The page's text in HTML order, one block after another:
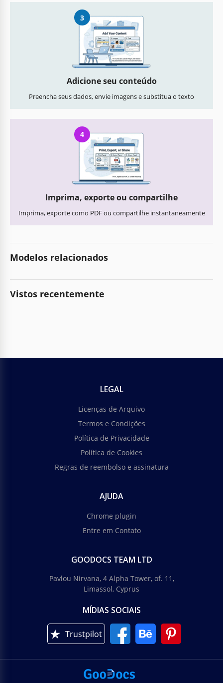
3
Adicione seu conteúdo
Preencha seus dados, envie imagens e substitua o texto
4
Imprima, exporte ou compartilhe
Imprima, exporte como PDF ou compartilhe instantaneamente
Modelos relacionados
Vistos recentemente
LEGAL
Licenças de Arquivo
Termos e Condições
Política de Privacidade
Política de Cookies
Regras de reembolso e assinatura
AJUDA
Chrome plugin
Entre em Contato
GOODOCS TEAM LTD
Pavlou Nirvana, 4 Alpha Tower, of. 11,
Limassol, Cyprus
MÍDIAS SOCIAIS
Trustpilot